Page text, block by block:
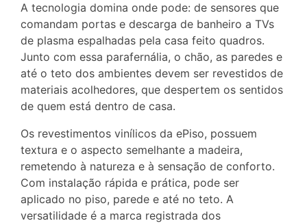
A tecnologia domina onde pode: de sensores que
comandam portas e descarga de banheiro a TVs
de plasma espalhadas pela casa feito quadros.
Junto com essa parafernália, o chão, as paredes e
até o teto dos ambientes devem ser revestidos de
materiais acolhedores, que despertem os sentidos
de quem está dentro de casa.
Os revestimentos vinílicos da ePiso, possuem
textura e o aspecto semelhante a madeira,
remetendo à natureza e à sensação de conforto.
Com instalação rápida e prática, pode ser
aplicado no piso, parede e até no teto. A
versatilidade é a marca registrada dos